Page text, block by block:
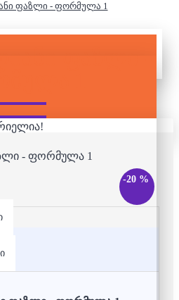
ფაზლი - ფორმულა 1
ᲤᲐᲖᲚᲘ -
-20 %